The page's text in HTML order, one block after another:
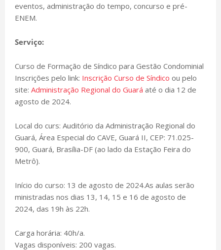
eventos, administração do tempo, concurso e pré-
ENEM.
Serviço:
Curso de Formação de Síndico para Gestão Condominial
Inscrições pelo link: Inscrição Curso de Síndico ou pelo
site: Administração Regional do Guará até o dia 12 de
agosto de 2024.
Local do curs: Auditório da Administração Regional do
Guará, Área Especial do CAVE, Guará II, CEP: 71.025-
900, Guará, Brasília-DF (ao lado da Estação Feira do
Metrô).
Início do curso: 13 de agosto de 2024.As aulas serão
ministradas nos dias 13, 14, 15 e 16 de agosto de
2024, das 19h às 22h.
Carga horária: 40h/a.
Vagas disponíveis: 200 vagas.